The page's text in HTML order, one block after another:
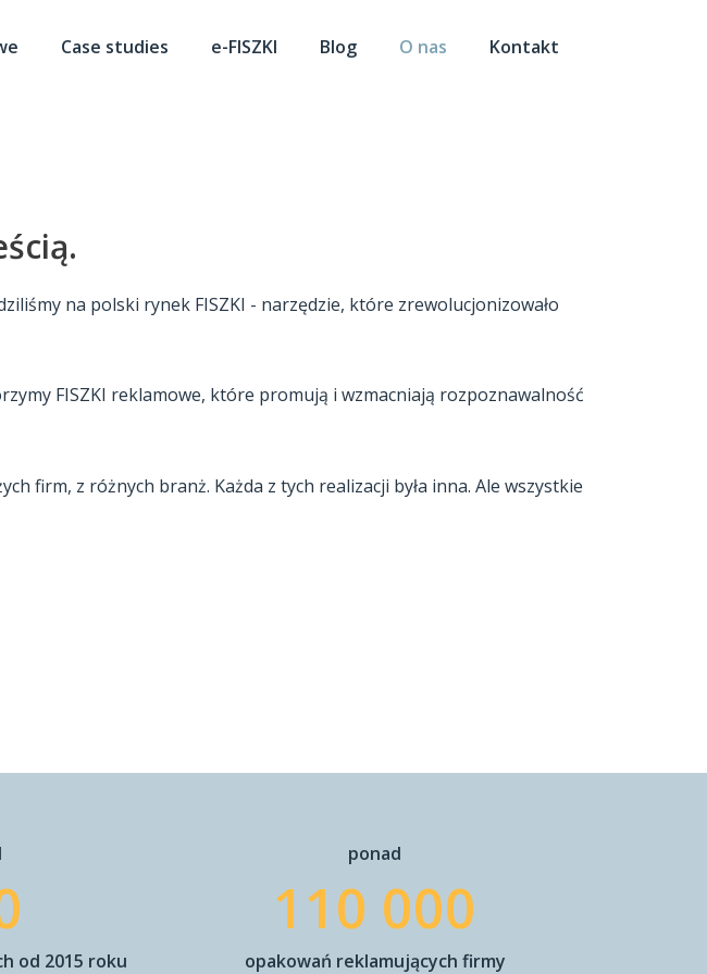
Case studies e-FISZKI Blog O nas Kontakt
na polski rynek FISZKI - narzędzie, które zrewolucjonizowało
FISZKI reklamowe, które promują i wzmacniają rozpoznawalność
firm, z różnych branż. Każda z tych realizacji była inna. Ale wszystkie
od 2015 roku
ponad
110 000
opakowań reklamujących firmy